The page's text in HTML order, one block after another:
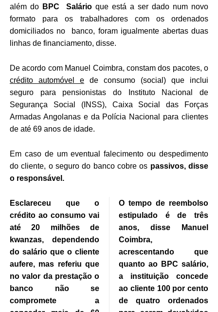
além do BPC Salário que está a ser dado num novo
formato para os trabalhadores com os ordenados
domiciliados no banco, foram igualmente abertas duas
linhas de financiamento, disse.
De acordo com Manuel Coimbra, constam dos pacotes, o
crédito automóvel e de consumo (social) que inclui
seguro para pensionistas do Instituto Nacional de
Segurança Social (INSS), Caixa Social das Forças
Armadas Angolanas e da Polícia Nacional para clientes
de até 69 anos de idade.
Em caso de um eventual falecimento ou despedimento
do cliente, o seguro do banco cobre os passivos, disse
o responsável.
Esclareceu que o
crédito ao consumo vai
até 20 milhões de
kwanzas, dependendo
do salário que o cliente
aufere, mas referiu que
no valor da prestação o
banco não se
compromete a
O tempo de reembolso
estipulado é de três
anos, disse Manuel
Coimbra,
acrescentando que
quanto ao BPC salário,
a instituição concede
ao cliente 100 por cento
de quatro ordenados